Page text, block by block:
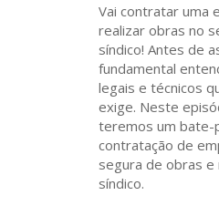
Vai contratar uma
realizar obras no
síndico! Antes de
fundamental
legais e técnicos
exige. Neste
teremos um
contratação de
segura de obras
síndico.